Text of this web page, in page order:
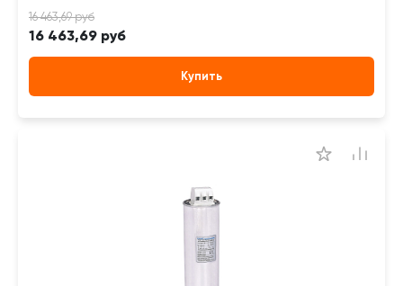
16 463,69 руб
Купить